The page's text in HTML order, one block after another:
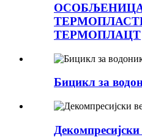
ТЕРМОПЛАЦТ
Бицикл за